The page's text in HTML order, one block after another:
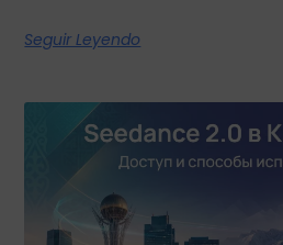
Seguir Leyendo